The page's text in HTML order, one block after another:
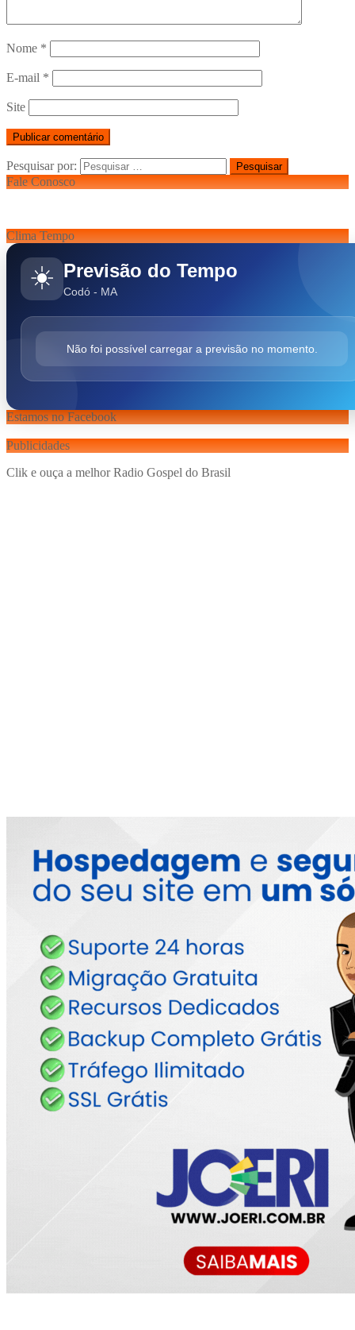
Nome *
E-mail *
Site
Pesquisar por:
Fale Conosco
Clima Tempo
☀️ Previsão do Tempo
Codó - MA
Não foi possível carregar a previsão no momento.
Estamos no Facebook
Publicidades
Clik e ouça a melhor Radio Gospel do Brasil